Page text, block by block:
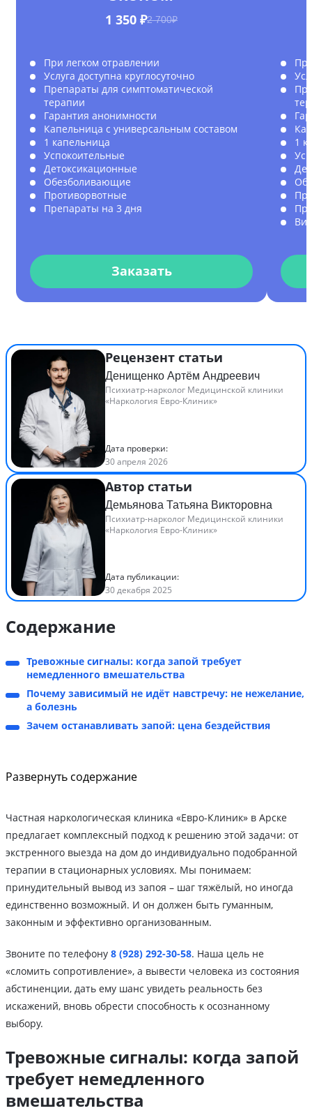
1 350 ₽2 700₽
При легком отравлении
Услуга доступна круглосуточно
Препараты для симптоматической
терапии
Гарантия анонимности
Капельница с универсальным составом
1 капельница
Успокоительные
Детоксикационные
Обезболивающие
Противорвотные
Препараты на 3 дня
Заказать
1
Рецензент статьи
Денищенко Артём Андреевич
Психиатр-нарколог Медицинской клиники
«Наркология Евро-Клиник»
Дата проверки:
30 апреля 2026
Автор статьи
Демьянова Татьяна Викторовна
Психиатр-нарколог Медицинской клиники
«Наркология Евро-Клиник»
Дата публикации:
30 декабря 2025
Содержание
Тревожные сигналы: когда запой требует
немедленного вмешательства
Почему зависимый не идёт навстречу: не нежелание,
а болезнь
Зачем останавливать запой: цена бездействия
Развернуть содержание
Частная наркологическая клиника «Евро-Клиник» в Арске
предлагает комплексный подход к решению этой задачи: от
экстренного выезда на дом до индивидуально подобранной
терапии в стационарных условиях. Мы понимаем:
принудительный вывод из запоя – шаг тяжёлый, но иногда
единственно возможный. И он должен быть гуманным,
законным и эффективно организованным.
Звоните по телефону 8 (928) 292-30-58. Наша цель не
«сломить сопротивление», а вывести человека из состояния
абстиненции, дать ему шанс увидеть реальность без
искажений, вновь обрести способность к осознанному
выбору.
Тревожные сигналы: когда запой
требует немедленного
вмешательства